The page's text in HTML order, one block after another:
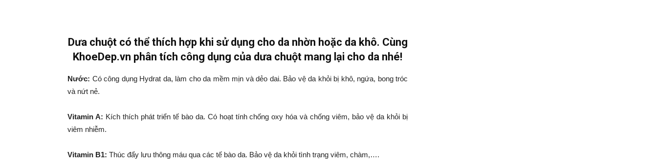
Dưa chuột có thể thích hợp khi sử dụng cho da nhờn hoặc da khô. Cùng
KhoeDep.vn phân tích công dụng của dưa chuột mang lại cho da nhé!
Nước: Có công dụng Hydrat da, làm cho da mềm mịn và dẻo dai. Bảo vệ da khỏi bị khô, ngứa, bong tróc
và nứt nẻ.
Vitamin A: Kích thích phát triển tế bào da. Có hoạt tính chống oxy hóa và chống viêm, bảo vệ da khỏi bị
viêm nhiễm.
Vitamin B1: Thúc đẩy lưu thông máu qua các tế bào da. Bảo vệ da khỏi tình trạng viêm, chàm,….